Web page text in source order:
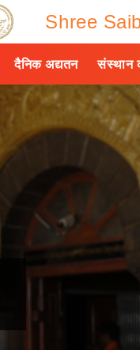
Shree
दैनिक अद्यतन संस्थान